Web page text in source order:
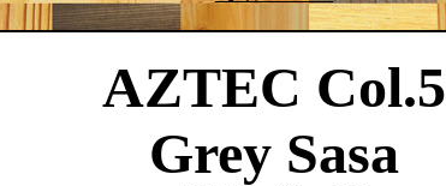
AZTEC Col.5
Grey Sasa